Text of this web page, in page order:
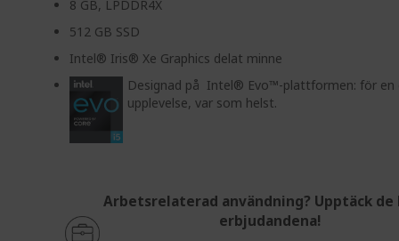
8 GB, LPDDR4X
512 GB SSD
Intel® Iris® Xe Graphics delat minne
Designad på Intel® Evo™-plattformen: för en
upplevelse, var som helst.
Arbetsrelaterad användning? Upptäck de
erbjudandena!